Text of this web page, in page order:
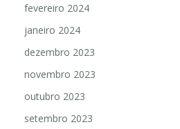
fevereiro 2024
janeiro 2024
dezembro 2023
novembro 2023
outubro 2023
setembro 2023